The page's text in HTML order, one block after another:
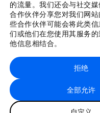
的流量。我们还会与社交
合作伙伴分享您对我们网
些合作伙伴可能会将此类
们或他们在您使用其服务
他信息相结合。
全部允许
拒绝
日本語
站点地图